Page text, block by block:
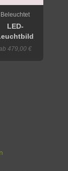
Beleuchtet
LED-
479,00 €